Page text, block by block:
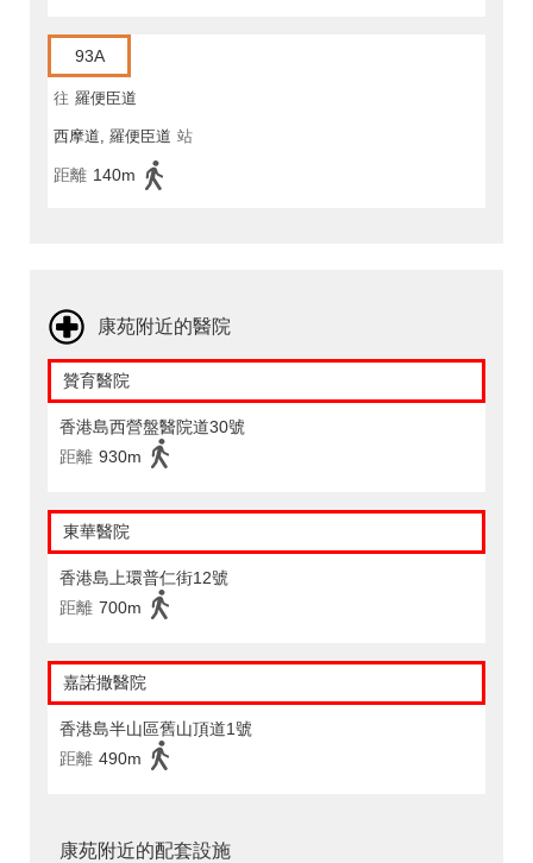
93A
往 羅便臣道
西摩道, 羅便臣道 站
距離 140m
康苑附近的醫院
贊育醫院
香港島西營盤醫院道30號
距離 930m
東華醫院
香港島上環普仁街12號
距離 700m
嘉諾撒醫院
香港島半山區舊山頂道1號
距離 490m
康苑附近的配套設施